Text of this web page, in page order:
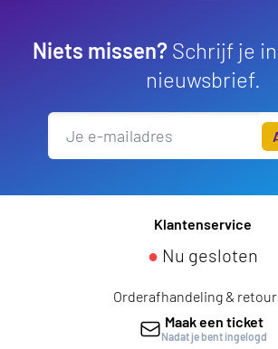
Niets missen? Schrijf je
nieuwsbrief.
Klantenservice
● Nu gesloten
Orderafhandeling &
Maak een ticket
Nadat je bent ingelogd